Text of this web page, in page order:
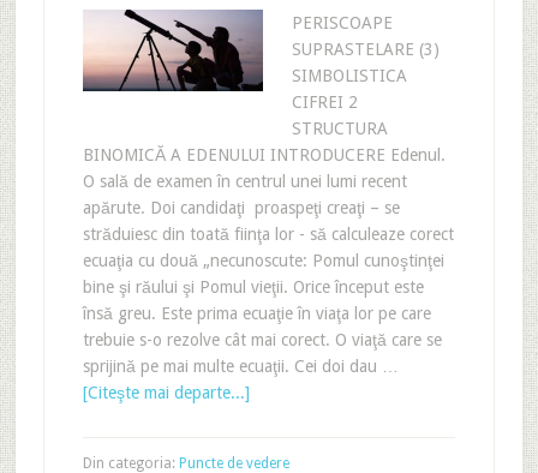
PERISCOAPE
SUPRASTELARE (3)
SIMBOLISTICA
CIFREI 2
STRUCTURA
BINOMICĂ A EDENULUI INTRODUCERE Edenul.
O sală de examen în centrul unei lumi recent
apărute. Doi candidaţi proaspeţi creaţi – se
străduiesc din toată fiinţa lor - să calculeaze corect
ecuaţia cu două „necunoscute: Pomul cunoştinţei
bine şi răului şi Pomul vieţii. Orice început este
însă greu. Este prima ecuaţie în viaţa lor pe care
trebuie s-o rezolve cât mai corect. O viaţă care se
sprijină pe mai multe ecuaţii. Cei doi dau …
[Citeşte mai departe...]
Din categoria: Puncte de vedere